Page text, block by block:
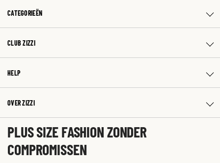
CATEGORIEËN
CLUB ZIZZI
HELP
OVER ZIZZI
PLUS SIZE FASHION ZONDER
COMPROMISSEN